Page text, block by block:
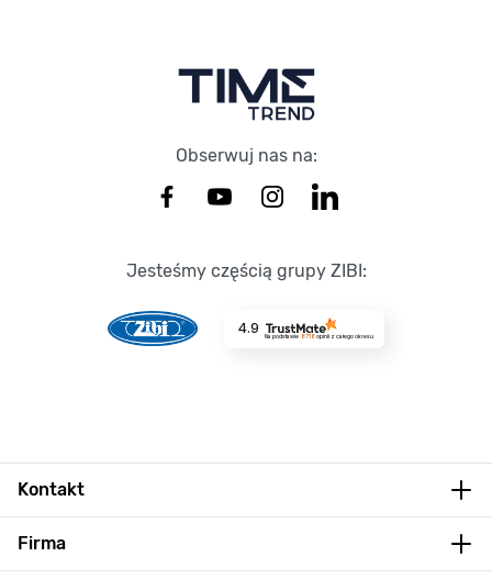
Obserwuj nas na:
Jesteśmy częścią grupy ZIBI:
4.9
Na podstawie 8716opinii z całego okresu
Kontakt
Firma